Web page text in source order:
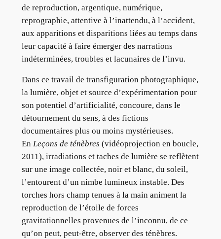
de reproduction, argentique, numérique,
reprographie, attentive à l’inattendu, à l’accident,
aux apparitions et disparitions liées au temps dans
leur capacité à faire émerger des narrations
indéterminées, troubles et lacunaires de l’invu.
Dans ce travail de transfiguration photographique,
la lumière, objet et source d’expérimentation pour
son potentiel d’artificialité, concoure, dans le
détournement du sens, à des fictions
documentaires plus ou moins mystérieuses.
En Leçons de ténèbres (vidéoprojection en boucle,
2011), irradiations et taches de lumière se reflètent
sur une image collectée, noir et blanc, du soleil,
l’entourent d’un nimbe lumineux instable. Des
torches hors champ tenues à la main animent la
reproduction de l’étoile de forces
gravitationnelles provenues de l’inconnu, de ce
qu’on peut, peut-être, observer des ténèbres.